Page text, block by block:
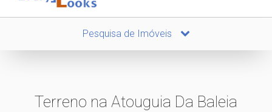
Pesquisa de Imóveis
Terreno na Atouguia Da Baleia